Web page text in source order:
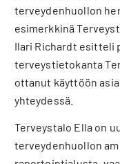
terveydenhuollon
esimerkkinä
Ilari Richardt esitteli
terveystietokanta
ottanut käyttöön
yhteydessä.
Terveystalo Ella on
terveydenhuollon